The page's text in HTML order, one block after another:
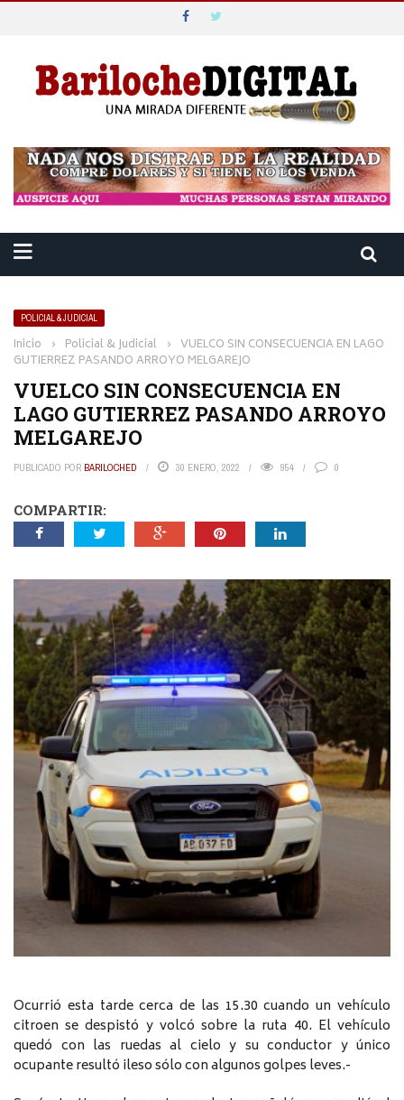
POLICIAL & JUDICIAL
Inicio › Policial & Judicial › VUELCO SIN CONSECUENCIA EN LAGO
GUTIERREZ PASANDO ARROYO MELGAREJO
VUELCO SIN CONSECUENCIA EN
LAGO GUTIERREZ PASANDO ARROYO
MELGAREJO
PUBLICADO POR BARILOCHED 30 ENERO, 2022 954 0
COMPARTIR:
Ocurrió esta tarde cerca de las 15.30 cuando un vehículo
citroen se despistó y volcó sobre la ruta 40. El vehículo
quedó con las ruedas al cielo y su conductor y único
ocupante resultó ileso sólo con algunos golpes leves.-